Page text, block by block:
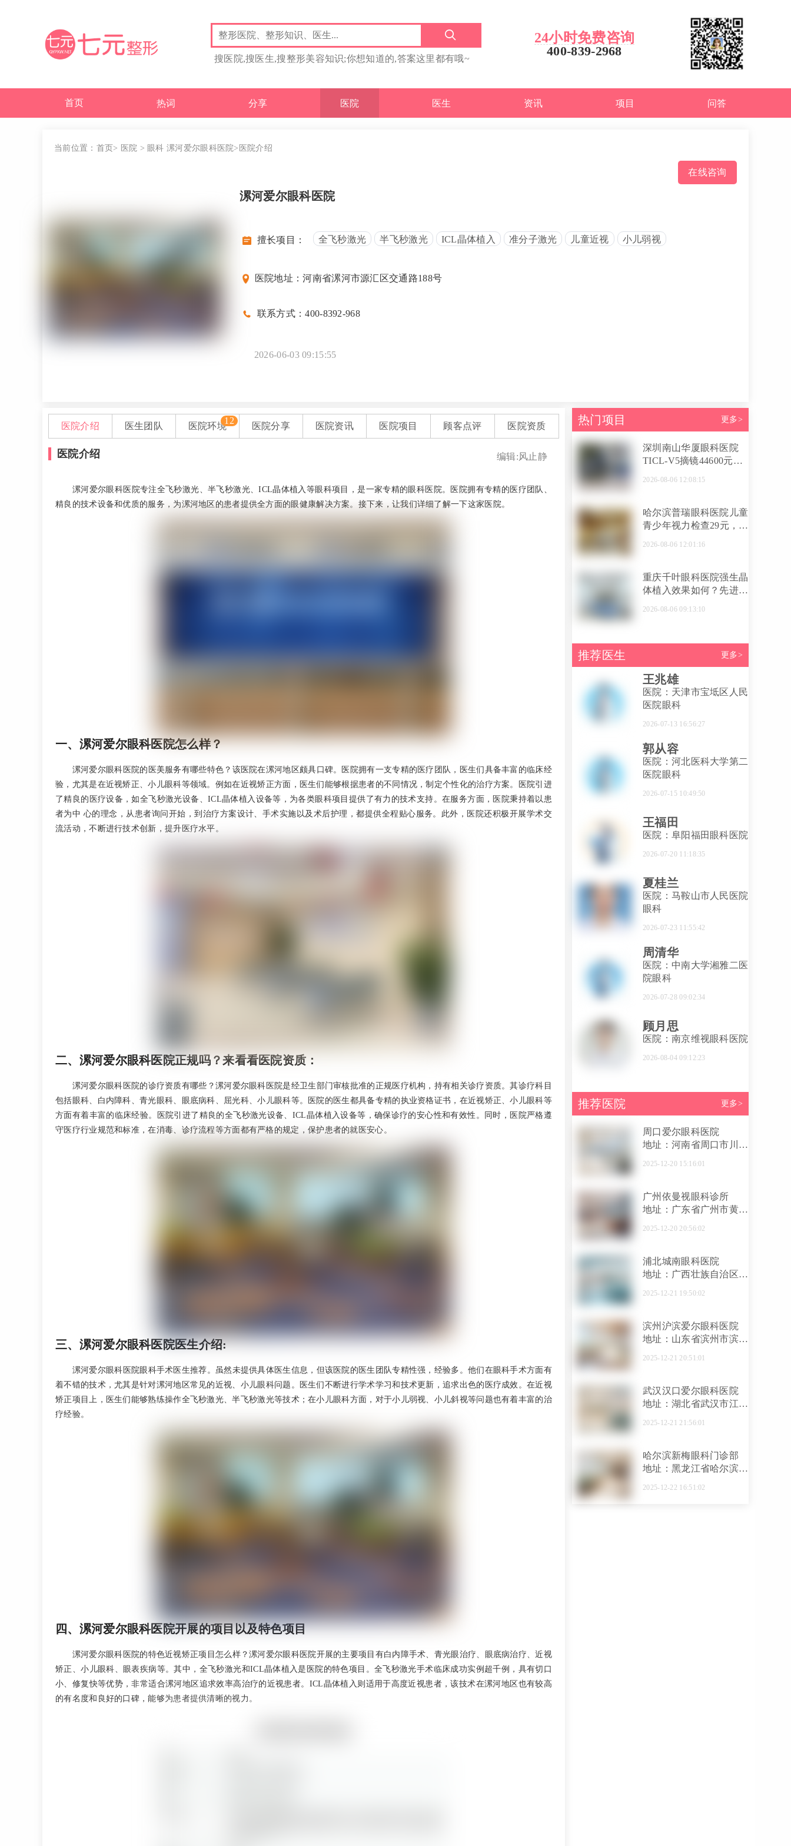
搜医院,搜医生,搜整形美容知识;你想知道的,答案这里都有哦~
24小时免费咨询
400-839-2968
首页 热词 分享 医院 医生 资讯 项目 问答
当前位置： 首页> 医院 > 眼科 漯河爱尔眼科医院>医院介绍
漯河爱尔眼科医院
擅长项目： 全飞秒激光 半飞秒激光 ICL晶体植入 准分子激光 儿童近视 小儿弱视
医院地址：河南省漯河市源汇区交通路188号
联系方式：400-8392-968
2026-06-03 09:15:55
在线咨询
医院介绍 医生团队 医院环境
12
医院分享 医院资讯 医院项目 顾客点评 医院资质
医院介绍 编辑:风止静
漯河爱尔眼科医院专注全飞秒激光、半飞秒激光、ICL晶体植入等眼科项目，是一家专精的眼科医院。医院拥有专精的医疗团队、
精良的技术设备和优质的服务，为漯河地区的患者提供全方面的眼健康解决方案。接下来，让我们详细了解一下这家医院。
一、漯河爱尔眼科医院怎么样？
漯河爱尔眼科医院的医美服务有哪些特色？该医院在漯河地区颇具口碑。医院拥有一支专精的医疗团队，医生们具备丰富的临床经
验，尤其是在近视矫正、小儿眼科等领域。例如在近视矫正方面，医生们能够根据患者的不同情况，制定个性化的治疗方案。医院引进
了精良的医疗设备，如全飞秒激光设备、ICL晶体植入设备等，为各类眼科项目提供了有力的技术支持。在服务方面，医院秉持着以患
者为中 心的理念，从患者询问开始，到治疗方案设计、手术实施以及术后护理，都提供全程贴心服务。此外，医院还积极开展学术交
流活动，不断进行技术创新，提升医疗水平。
二、漯河爱尔眼科医院正规吗？来看看医院资质：
漯河爱尔眼科医院的诊疗资质有哪些？漯河爱尔眼科医院是经卫生部门审核批准的正规医疗机构，持有相关诊疗资质。其诊疗科目
包括眼科、白内障科、青光眼科、眼底病科、屈光科、小儿眼科等。医院的医生都具备专精的执业资格证书，在近视矫正、小儿眼科等
方面有着丰富的临床经验。医院引进了精良的全飞秒激光设备、ICL晶体植入设备等，确保诊疗的安心性和有效性。同时，医院严格遵
守医疗行业规范和标准，在消毒、诊疗流程等方面都有严格的规定，保护患者的就医安心。
三、漯河爱尔眼科医院医生介绍:
漯河爱尔眼科医院眼科手术医生推荐。虽然未提供具体医生信息，但该医院的医生团队专精性强，经验多。他们在眼科手术方面有
着不错的技术，尤其是针对漯河地区常见的近视、小儿眼科问题。医生们不断进行学术学习和技术更新，追求出色的医疗成效。在近视
矫正项目上，医生们能够熟练操作全飞秒激光、半飞秒激光等技术；在小儿眼科方面，对于小儿弱视、小儿斜视等问题也有着丰富的治
疗经验。
四、漯河爱尔眼科医院开展的项目以及特色项目
漯河爱尔眼科医院的特色近视矫正项目怎么样？漯河爱尔眼科医院开展的主要项目有白内障手术、青光眼治疗、眼底病治疗、近视
矫正、小儿眼科、眼表疾病等。其中，全飞秒激光和ICL晶体植入是医院的特色项目。全飞秒激光手术临床成功实例超千例，具有切口
小、修复快等优势，非常适合漯河地区追求效率高治疗的近视患者。ICL晶体植入则适用于高度近视患者，该技术在漯河地区也有较高
的有名度和良好的口碑，能够为患者提供清晰的视力。
热门项目 更多>
深圳南山华厦眼科医院
TICL-V5摘镜44600元，
2026-08-06 12:08:15
哈尔滨普瑞眼科医院儿童
青少年视力检查29元，徐
2026-08-06 12:01:16
重庆千叶眼科医院强生晶
体植入效果如何？先进技
2026-08-06 09:13:10
推荐医生 更多>
王兆雄
医院：天津市宝坻区人民
医院眼科
2026-07-13 16:56:27
郭从容
医院：河北医科大学第二
医院眼科
2026-07-15 10:49:50
王福田
医院：阜阳福田眼科医院
2026-07-20 11:18:35
夏桂兰
医院：马鞍山市人民医院
眼科
2026-07-23 11:55:42
周清华
医院：中南大学湘雅二医
院眼科
2026-07-28 09:02:34
顾月思
医院：南京维视眼科医院
2026-08-04 09:12:23
推荐医院 更多>
周口爱尔眼科医院
地址：河南省周口市川汇
2025-12-20 15:16:01
广州依曼视眼科诊所
地址：广东省广州市黄埔
2025-12-20 20:56:02
浦北城南眼科医院
地址：广西壮族自治区钦
2025-12-21 19:50:02
滨州沪滨爱尔眼科医院
地址：山东省滨州市滨城
2025-12-21 20:51:01
武汉汉口爱尔眼科医院
地址：湖北省武汉市江汉
2025-12-21 21:56:01
哈尔滨新梅眼科门诊部
地址：黑龙江省哈尔滨市
2025-12-22 16:51:02